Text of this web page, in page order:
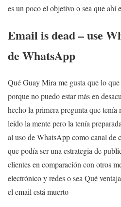
es un poco el objetivo o sea que ahí
Email is dead – use
de WhatsApp
Qué Guay Mira me gusta que lo
porque no puedo estar más en
hecho la primera pregunta que tenía
leído la mente pero la tenía
al uso de WhatsApp como canal de
que podía ser una estrategia de
clientes en comparación con otros
electrónico y redes o sea Qué
el email está muerto